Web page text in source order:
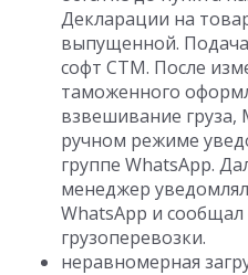
Декларации на
выпущенной. Подача
софт СТМ. После
таможенного
взвешивание
ручном режиме
группе WhatsApp.
менеджер
WhatsApp и сообщал
грузоперевозки.
неравномерная